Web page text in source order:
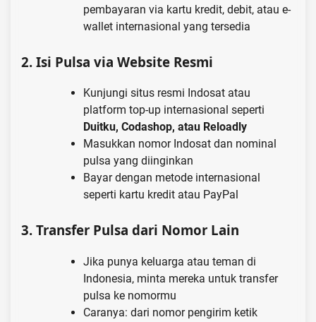
pembayaran via kartu kredit, debit, atau e-
wallet internasional yang tersedia
2. Isi Pulsa via Website Resmi
Kunjungi situs resmi Indosat atau
platform top-up internasional seperti
Duitku, Codashop, atau Reloadly
Masukkan nomor Indosat dan nominal
pulsa yang diinginkan
Bayar dengan metode internasional
seperti kartu kredit atau PayPal
3. Transfer Pulsa dari Nomor Lain
Jika punya keluarga atau teman di
Indonesia, minta mereka untuk transfer
pulsa ke nomormu
Caranya: dari nomor pengirim ketik